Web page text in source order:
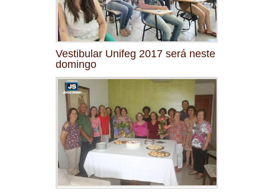
Vestibular Unifeg 2017 será neste
domingo